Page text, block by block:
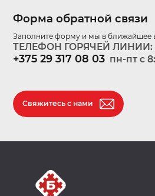
Форма обратной связи
Заполните форму и мы в ближайшее
ТЕЛЕФОН ГОРЯЧЕЙ ЛИНИИ:
+375 29 317 08 03 пн-пт c
Свяжитесь с нами